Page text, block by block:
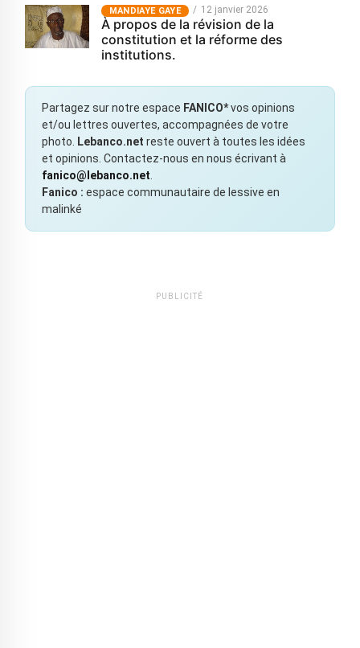
MANDIAYE GAYE 12 janvier 2026
À propos de la révision de la
constitution et la réforme des
institutions.
Partagez sur notre espace FANICO*vos opinions
et/ou lettres ouvertes, accompagnées de votre
photo. Lebanco.net reste ouvert à toutes les idées
et opinions. Contactez-nous en nous écrivant à
fanico@lebanco.net.
Fanico : espace communautaire de lessive en
malinké
PUBLICITÉ